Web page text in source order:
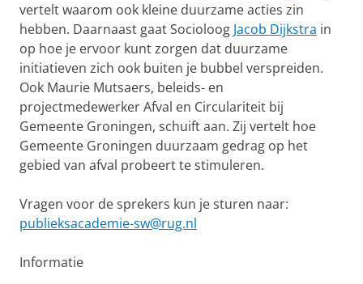
vertelt waarom ook kleine duurzame acties zin
hebben. Daarnaast gaat Socioloog Jacob Dijkstra in
op hoe je ervoor kunt zorgen dat duurzame
initiatieven zich ook buiten je bubbel verspreiden.
Ook Maurie Mutsaers, beleids- en
projectmedewerker Afval en Circulariteit bij
Gemeente Groningen, schuift aan. Zij vertelt hoe
Gemeente Groningen duurzaam gedrag op het
gebied van afval probeert te stimuleren.
Vragen voor de sprekers kun je sturen naar:
publieksacademie-sw@rug.nl
Informatie